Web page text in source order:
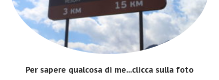
Per sapere qualcosa di me...clicca sulla foto